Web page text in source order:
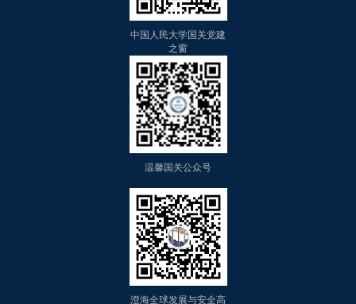
中国人民大学国关党建
之窗
温馨国关公众号
澄海全球发展与安全高